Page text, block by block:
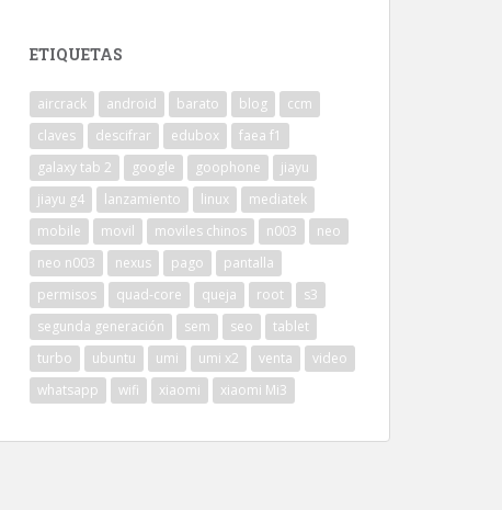
ETIQUETAS
aircrack android barato blog
ccm
claves
descifrar edubox
faea f1
galaxy tab 2
google goophone
jiayu
jiayu g4
lanzamiento linux
mediatek
mobile
movil moviles chinos n003
neo
neo n003
nexus pago
pantalla
permisos
quad-core queja root
s3
segunda generación
sem seo
tablet
turbo
ubuntu umi umi x2 venta
video
whatsapp
wifi xiaomi xiaomi Mi3